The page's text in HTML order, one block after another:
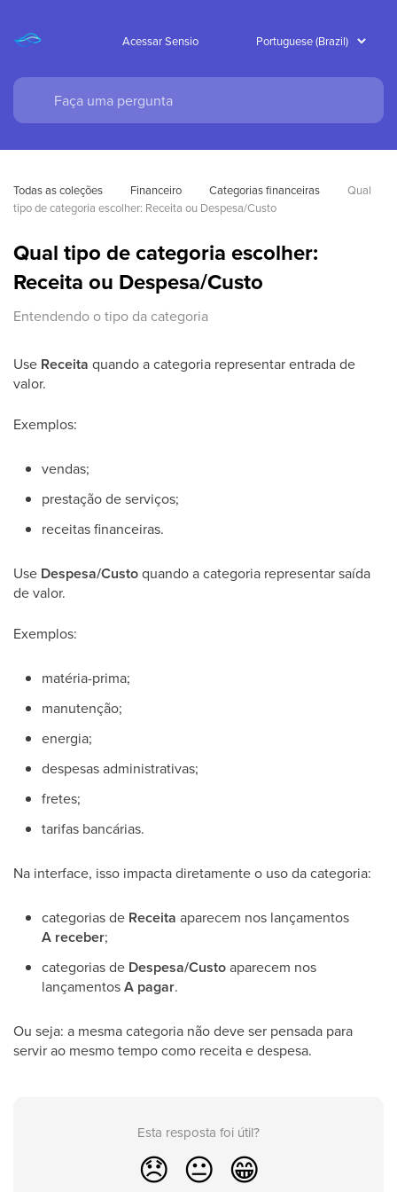
Acessar Sensio
Todas as coleções Financeiro Categorias financeiras
Qual
tipo de categoria escolher: Receita ou Despesa/Custo
Qual tipo de categoria escolher:
Receita ou Despesa/Custo
Entendendo o tipo da categoria
Use Receita quando a categoria representar entrada de
valor.
Exemplos:
vendas;
prestação de serviços;
receitas financeiras.
Use Despesa/Custoquando a categoria representar saída
de valor.
Exemplos:
matéria-prima;
manutenção;
energia;
despesas administrativas;
fretes;
tarifas bancárias.
Na interface, isso impacta diretamente o uso da categoria:
categorias de Receita aparecem nos lançamentos
A receber;
categorias de Despesa/Custoaparecem nos
lançamentosA pagar.
Ou seja: a mesma categoria não deve ser pensada para
servir ao mesmo tempo como receita e despesa.
Esta resposta foi útil?
😞 😐 😁